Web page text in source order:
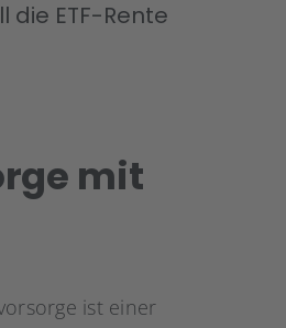
die ETF-Rente
mit
ist einer